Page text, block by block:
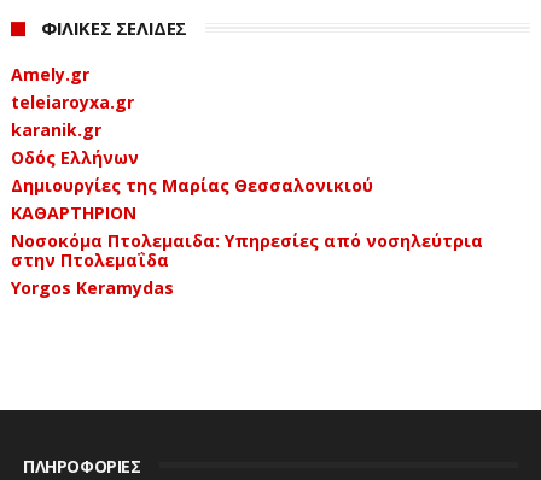
ΦΙΛΙΚΕΣ ΣΕΛΙΔΕΣ
Amely.gr
teleiaroyxa.gr
karanik.gr
Οδός Ελλήνων
Δημιουργίες της Μαρίας Θεσσαλονικιού
ΚΑΘΑΡΤΗΡΙΟΝ
Νοσοκόμα Πτολεμαιδα: Υπηρεσίες από νοσηλεύτρια
στην Πτολεμαΐδα
Yorgos Keramydas
ΠΛΗΡΟΦΟΡΙΕΣ